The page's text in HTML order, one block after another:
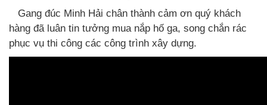
Gang đúc Minh Hải chân thành cảm ơn quý khách
hàng đã luân tin tưởng mua nắp hố ga, song chắn rác
phục vụ thi công các công trình xây dựng.